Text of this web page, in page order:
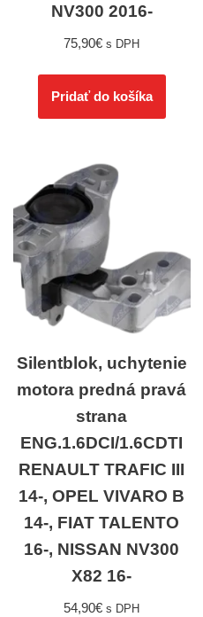
NV300 2016-
75,90€ s DPH
Pridať do košíka
Silentblok, uchytenie
motora predná pravá
strana
ENG.1.6DCI/1.6CDTI
RENAULT TRAFIC III
14-, OPEL VIVARO B
14-, FIAT TALENTO
16-, NISSAN NV300
X82 16-
54,90€ s DPH